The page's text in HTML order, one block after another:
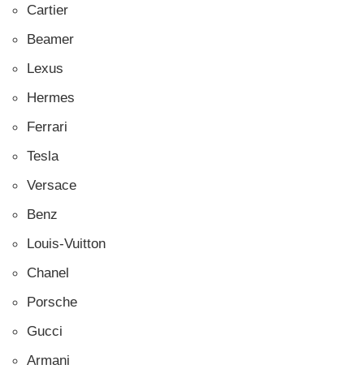
Cartier
Beamer
Lexus
Hermes
Ferrari
Tesla
Versace
Benz
Louis-Vuitton
Chanel
Porsche
Gucci
Armani